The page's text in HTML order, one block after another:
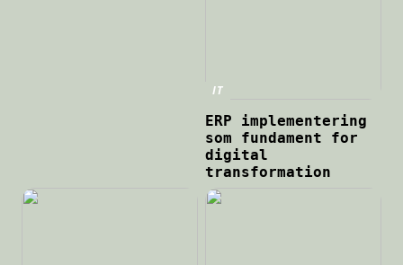
IT
ERP implementering
som fundament for
digital
transformation